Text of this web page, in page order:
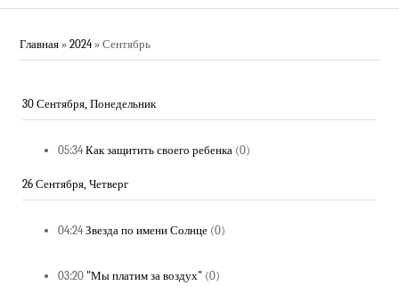
Главная »2024 » Сентябрь
30 Сентября, Понедельник
05:34 Как защитить своего ребенка (0)
26 Сентября, Четверг
04:24 Звезда по имени Солнце (0)
03:20 "Мы платим за воздух" (0)